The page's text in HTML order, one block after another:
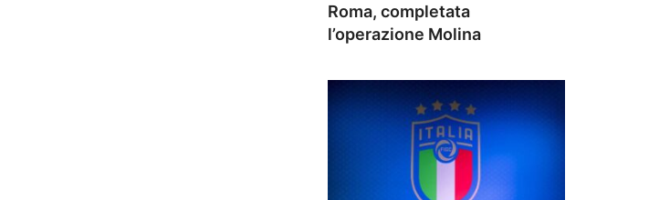
Roma, completata
l’operazione Molina